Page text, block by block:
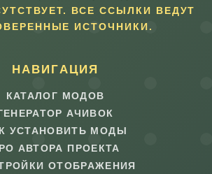
ВСЕ ССЫЛКИ ВЕДУТ
ИСТОЧНИКИ.
НАВИГАЦИЯ
КАТАЛОГ МОДОВ
АЧИВОК
УСТАНОВИТЬ МОДЫ
АВТОРА ПРОЕКТА
ОТОБРАЖЕНИЯ